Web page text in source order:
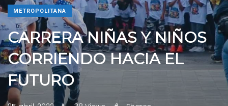
METROPOLITANA
CARRERA NIÑAS Y NIÑOS
CORRIENDO HACIA EL
FUTURO